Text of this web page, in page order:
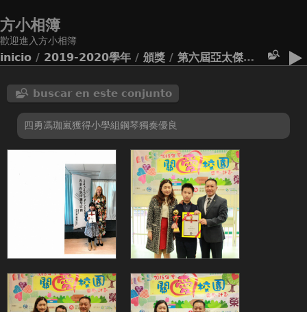
方小相簿
歡迎進入方小相簿
inicio / 2019-2020學年 / 頒獎 / 第六屆亞太傑出青少年鋼琴比賽
buscar en este conjunto
四勇馮珈嵐獲得小學組鋼琴獨奏優良